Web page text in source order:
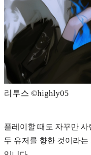
리투스 ©️highly05
플레이할 때도 자꾸만
두 유저를 향한 것이라는